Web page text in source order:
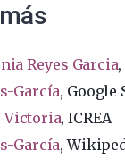
Reyes Garcia,
García, Google
Victoria, ICREA
García,